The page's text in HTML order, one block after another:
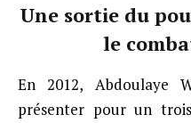
Une sortie du
le
En 2012, Abdoulaye
présenter pour un